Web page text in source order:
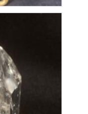
Roche